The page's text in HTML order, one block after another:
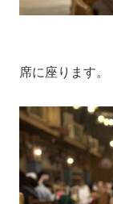
席に座ります。